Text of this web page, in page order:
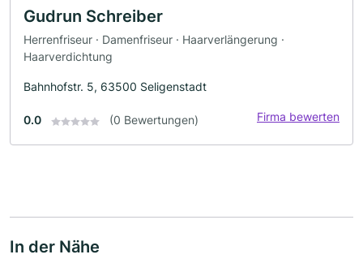
Gudrun Schreiber
Herrenfriseur · Damenfriseur · Haarverlängerung ·
Haarverdichtung
Bahnhofstr. 5, 63500 Seligenstadt
0.0 (0 Bewertungen) Firma bewerten
In der Nähe